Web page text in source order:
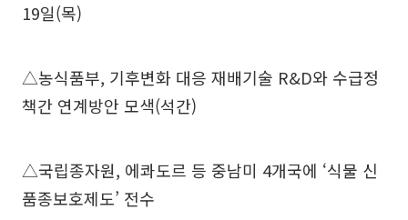
19일(목)
△농식품부, 기후변화 대응 재배기술 R&D와 수급정
책간 연계방안 모색(석간)
△국립종자원, 에콰도르 등 중남미 4개국에 ‘식물 신
품종보호제도’ 전수